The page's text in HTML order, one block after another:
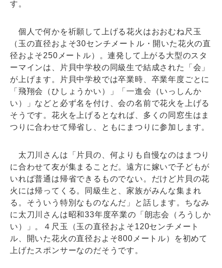
す。
個人で何かを祈願して上げる花火はおおむね尺玉
（玉の直径およそ30センチメートル・開いた花火の直
径およそ250メートル）。連発して上がる大型のスタ
ーマインは、片貝中学校の同級生で結成された「会」
が上げます。片貝中学校では卒業時、卒業年度ごとに
「飛翔会（ひしょうかい）」「一進会（いっしんか
い）」などと必ず名を付け、会の名前で花火を上げる
そうです。花火を上げるとなれば、多くの同窓生はま
つりに合わせて帰省し、ともにまつりに参加します。
太刀川さんは「片貝の、何よりも自慢なのはまつり
に合わせて友が集まることだ。遠方に嫁いで子どもが
いれば普通は帰省できるものでない。だけど片貝の花
火には帰ってくる。同級生と、家族がみんな集まれ
る。そういう特別なものなんだ」と話します。ちなみ
に太刀川さんは昭和33年度卒業の「朗志会（ろうしか
い）」。４尺玉（玉の直径およそ120センチメート
ル、開いた花火の直径およそ800メートル）を初めて
上げたスポンサーなのだそうです。